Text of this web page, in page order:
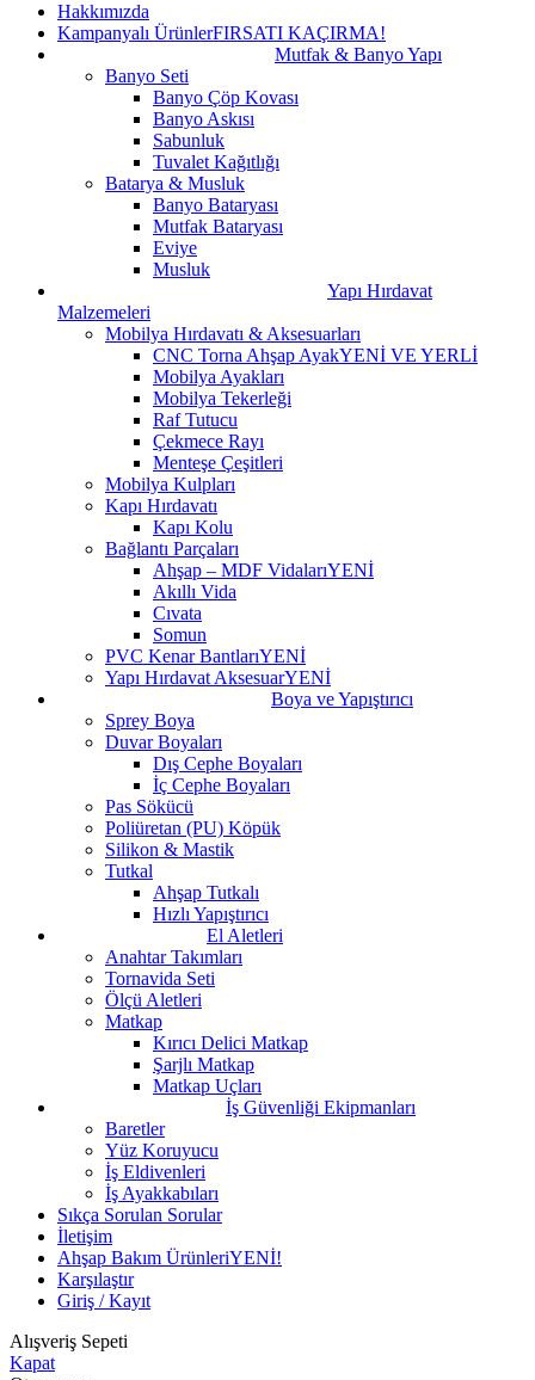
Hakkımızda
Kampanyalı ÜrünlerFIRSATI KAÇIRMA!
Mutfak & Banyo Yapı
Banyo Seti
Banyo Çöp Kovası
Banyo Askısı
Sabunluk
Tuvalet Kağıtlığı
Batarya & Musluk
Banyo Bataryası
Mutfak Bataryası
Eviye
Musluk
Yapı Hırdavat
Malzemeleri
Mobilya Hırdavatı & Aksesuarları
CNC Torna Ahşap AyakYENİ VE YERLİ
Mobilya Ayakları
Mobilya Tekerleği
Raf Tutucu
Çekmece Rayı
Menteşe Çeşitleri
Mobilya Kulpları
Kapı Hırdavatı
Kapı Kolu
Bağlantı Parçaları
Ahşap – MDF VidalarıYENİ
Akıllı Vida
Cıvata
Somun
PVC Kenar BantlarıYENİ
Yapı Hırdavat AksesuarYENİ
Boya ve Yapıştırıcı
Sprey Boya
Duvar Boyaları
Dış Cephe Boyaları
İç Cephe Boyaları
Pas Sökücü
Poliüretan (PU) Köpük
Silikon & Mastik
Tutkal
Ahşap Tutkalı
Hızlı Yapıştırıcı
El Aletleri
Anahtar Takımları
Tornavida Seti
Ölçü Aletleri
Matkap
Kırıcı Delici Matkap
Şarjlı Matkap
Matkap Uçları
İş Güvenliği Ekipmanları
Baretler
Yüz Koruyucu
İş Eldivenleri
İş Ayakkabıları
Sıkça Sorulan Sorular
İletişim
Ahşap Bakım ÜrünleriYENİ!
Karşılaştır
Giriş / Kayıt
Alışveriş Sepeti
Kapat